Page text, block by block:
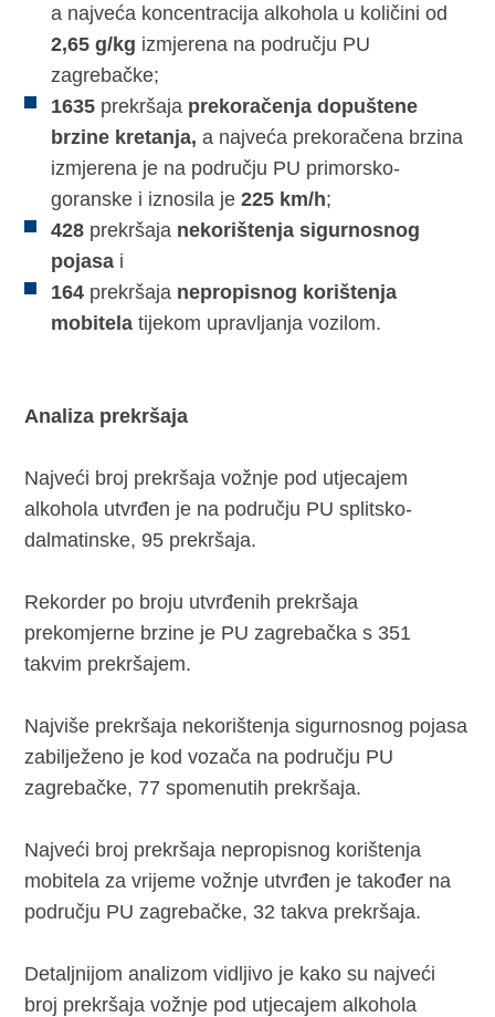
a najveća koncentracija alkohola u količini od
2,65 g/kg izmjerena na području PU
zagrebačke;
1635 prekršaja prekoračenja dopuštene
brzine kretanja,a najveća prekoračena brzina
izmjerena je na području PU primorsko-
goranske i iznosila je225 km/h;
428 prekršaja nekorištenja sigurnosnog
pojasa i
164 prekršaja nepropisnog korištenja
mobitelatijekom upravljanja vozilom.
Analiza prekršaja
Najveći broj prekršaja vožnje pod utjecajem
alkohola utvrđen je na području PU splitsko-
dalmatinske, 95 prekršaja.
Rekorder po broju utvrđenih prekršaja
prekomjerne brzine je PU zagrebačka s 351
takvim prekršajem.
Najviše prekršaja nekorištenja sigurnosnog pojasa
zabilježeno je kod vozača na području PU
zagrebačke, 77 spomenutih prekršaja.
Najveći broj prekršaja nepropisnog korištenja
mobitela za vrijeme vožnje utvrđen je također na
području PU zagrebačke, 32 takva prekršaja.
Detaljnijom analizom vidljivo je kako su najveći
broj prekršaja vožnje pod utjecajem alkohola